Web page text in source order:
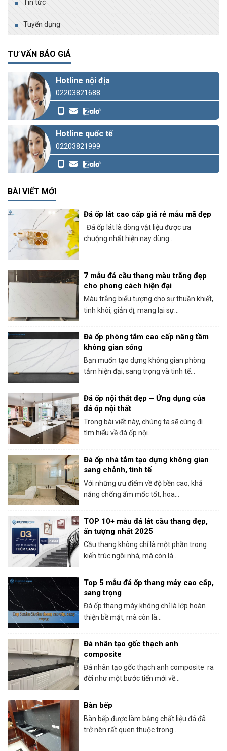
Tin tức
Tuyển dụng
TƯ VẤN BÁO GIÁ
Hotline nội địa
02203821688
Hotline quốc tế
02203821999
BÀI VIẾT MỚI
Đá ốp lát cao cấp giá rẻ mẫu mã đẹp
Đá ốp lát là dòng vật liệu được ưa
chuộng nhất hiện nay dùng...
7 mẫu đá cầu thang màu trắng đẹp
cho phong cách hiện đại
Màu trắng biểu tượng cho sự thuần khiết,
tinh khôi, giản dị, mang lại sự...
Đá ốp phòng tắm cao cấp nâng tầm
không gian sống
Bạn muốn tạo dựng không gian phòng
tắm hiện đại, sang trọng và tinh tế...
Đá ốp nội thất đẹp – Ứng dụng của
đá ốp nội thất
Trong bài viết này, chúng ta sẽ cùng đi
tìm hiểu về đá ốp nội...
Đá ốp nhà tắm tạo dựng không gian
sang chảnh, tinh tế
Với những ưu điểm về độ bền cao, khả
năng chống ẩm mốc tốt, hoa...
TOP 10+ mẫu đá lát cầu thang đẹp,
ấn tượng nhất 2025
Cầu thang không chỉ là một phần trong
kiến trúc ngôi nhà, mà còn là...
Top 5 mẫu đá ốp thang máy cao cấp,
sang trọng
Đá ốp thang máy không chỉ là lớp hoàn
thiện bề mặt, mà còn là...
Đá nhân tạo gốc thạch anh
composite
Đá nhân tạo gốc thạch anh composite ra
đời như một bước tiến mới về...
Bàn bếp
Bàn bếp được làm bằng chất liệu đá đã
trở nên rất quen thuộc trong...